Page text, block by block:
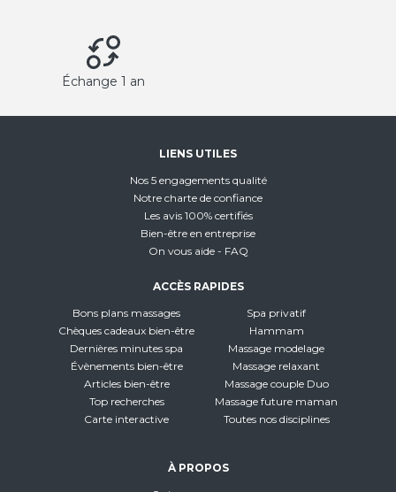
Échange 1 an
LIENS UTILES
Nos 5 engagements qualité
Notre charte de confiance
Les avis 100% certifiés
Bien-être en entreprise
On vous aide - FAQ
ACCÈS RAPIDES
Bons plans massages
Chèques cadeaux bien-être
Dernières minutes spa
Évènements bien-être
Articles bien-être
Top recherches
Carte interactive
Spa privatif
Hammam
Massage modelage
Massage relaxant
Massage couple Duo
Massage future maman
Toutes nos disciplines
À PROPOS